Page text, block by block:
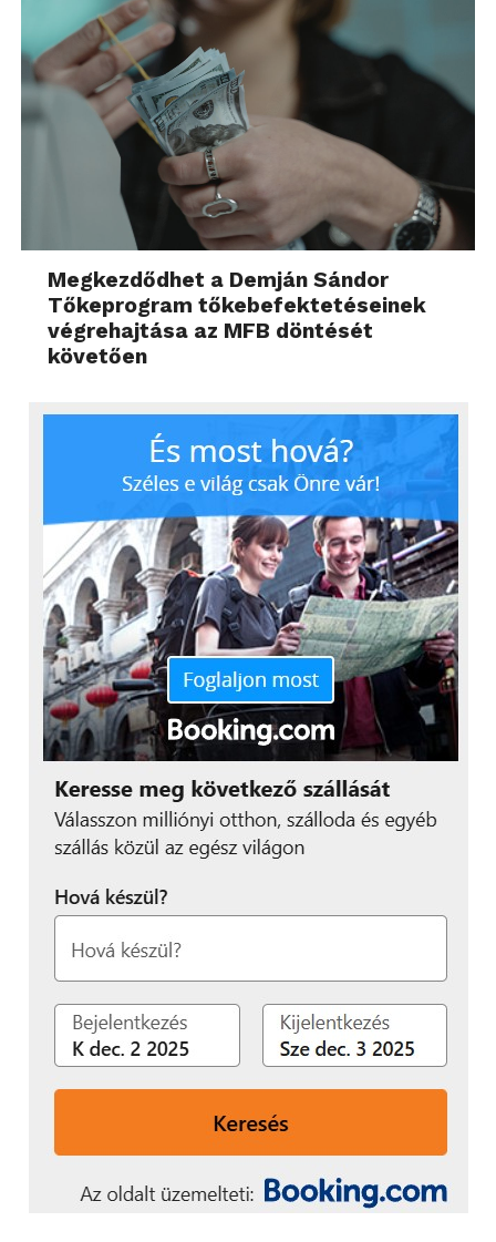
Megkezdődhet a Demján Sándor
Tőkeprogram tőkebefektetéseinek
végrehajtása az MFB döntését
követően